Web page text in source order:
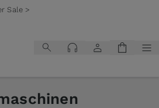
Sale >